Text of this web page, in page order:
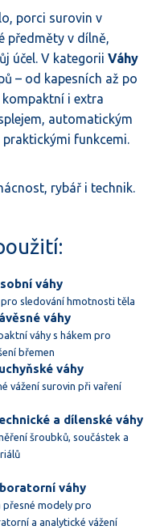
porci surovin v
předměty v dílně,
účel. V kategorii Váhy
– od kapesních až po
i extra
automatickým
funkcemi.
rybář i technik.
váhy
pro sledování hmotnosti těla
váhy
váhy s hákem pro
břemen
váhy
vážení surovin při vaření
a dílenské váhy
šroubků, součástek a
váhy
přesné modely pro
a analytické vážení